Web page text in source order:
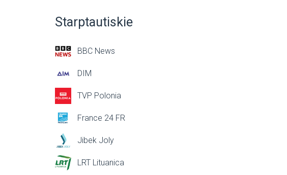
Starptautiskie
BBC News
DIM
TVP Polonia
France 24 FR
Jibek Joly
LRT Lituanica